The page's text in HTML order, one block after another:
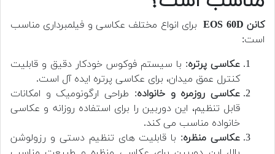
کانن EOS 60D
برای انواع مختلف عکاسی و فیلمبرداری مناسب
است:
عکاسی پرتره: با سیستم فوکوس خودکار دقیق و قابلیت
کنترل عمق میدان، برای عکاسی پرتره ایده آل است.
عکاسی روزمره و خانواده: طراحی ارگونومیک و امکانات
قابل تنظیم، این دوربین را برای استفاده روزانه و عکاسی
خانواده مناسب می کند.
عکاسی منظره: با قابلیت های تنظیم دستی و رزولوشن